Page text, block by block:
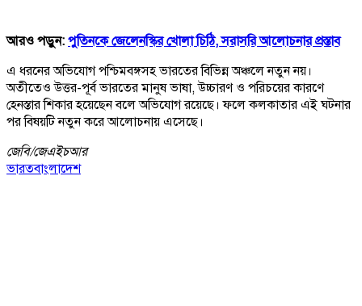
আরও পড়ুন: পুতিনকে জেলেনস্কির খোলা চিঠি, সরাসরি আলোচনার প্রস্তাব
এ ধরনের অভিযোগ পশ্চিমবঙ্গসহ ভারতের বিভিন্ন অঞ্চলে নতুন নয়।
অতীতেও উত্তর-পূর্ব ভারতের মানুষ ভাষা, উচ্চারণ ও পরিচয়ের কারণে
হেনস্তার শিকার হয়েছেন বলে অভিযোগ রয়েছে। ফলে কলকাতার এই ঘটনার
পর বিষয়টি নতুন করে আলোচনায় এসেছে।
জেবি/জেএইচআর
ভারতবাংলাদেশ